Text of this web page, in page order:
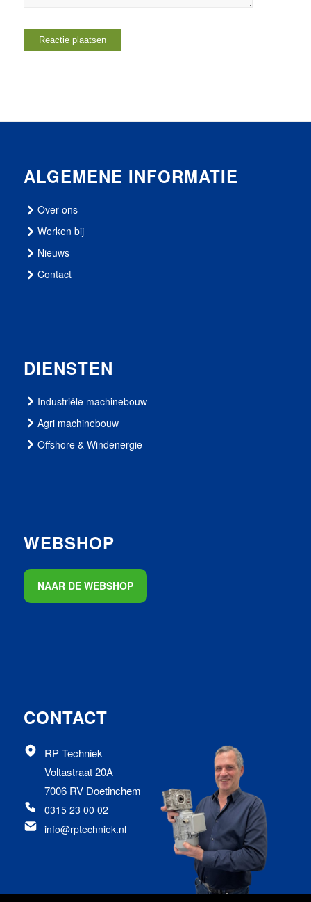
ALGEMENE INFORMATIE
Over ons
Werken bij
Nieuws
Contact
DIENSTEN
Industriële machinebouw
Agri machinebouw
Offshore & Windenergie
WEBSHOP
NAAR DE WEBSHOP
CONTACT
RP Techniek
Voltastraat 20A
7006 RV Doetinchem
0315 23 00 02
info@rptechniek.nl